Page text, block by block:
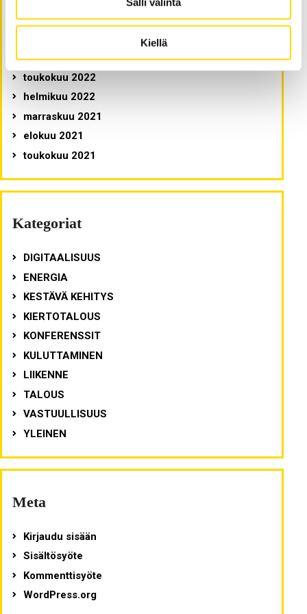
Kiellä
joulukuu 2024
lokakuu 2022
toukokuu 2022
helmikuu 2022
marraskuu 2021
elokuu 2021
toukokuu 2021
Kategoriat
DIGITAALISUUS
ENERGIA
KESTÄVÄ KEHITYS
KIERTOTALOUS
KONFERENSSIT
KULUTTAMINEN
LIIKENNE
TALOUS
VASTUULLISUUS
YLEINEN
Meta
Kirjaudu sisään
Sisältösyöte
Kommenttisyöte
WordPress.org